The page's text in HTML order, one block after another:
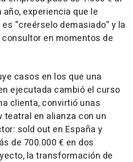
año, experiencia que le
“creérselo demasiado” y la
en momentos de
casos en los que una
ejecutada cambió el curso
clienta, convirtió unas
teatral en alianza con un
sold out en España y
de 700.000 € en dos
la transformación de